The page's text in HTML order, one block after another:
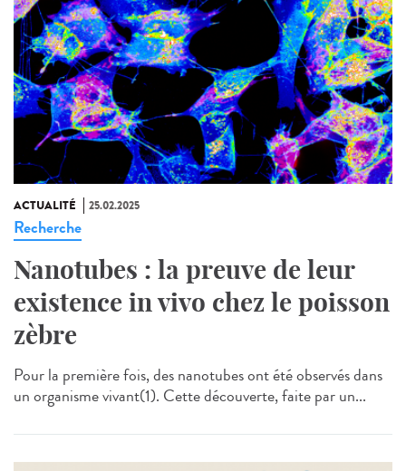
ACTUALITÉ 25.02.2025
Recherche
Nanotubes : la preuve de leur
existence in vivo chez le poisson
zèbre
Pour la première fois, des nanotubes ont été observés dans
un organisme vivant(1). Cette découverte, faite par un...